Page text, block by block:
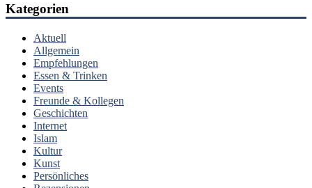
Kategorien
Aktuell
Allgemein
Empfehlungen
Essen & Trinken
Events
Freunde & Kollegen
Geschichten
Internet
Islam
Kultur
Kunst
Persönliches